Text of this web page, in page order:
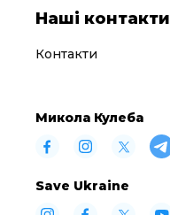
Наші контакти
Контакти
Микола Кулеба
Save Ukraine